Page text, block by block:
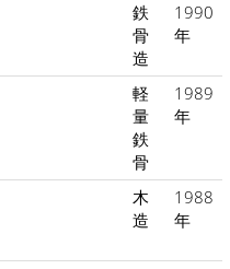
鉄
骨
造
1990
年
軽
量
鉄
骨
1989
年
木
造
1988
年